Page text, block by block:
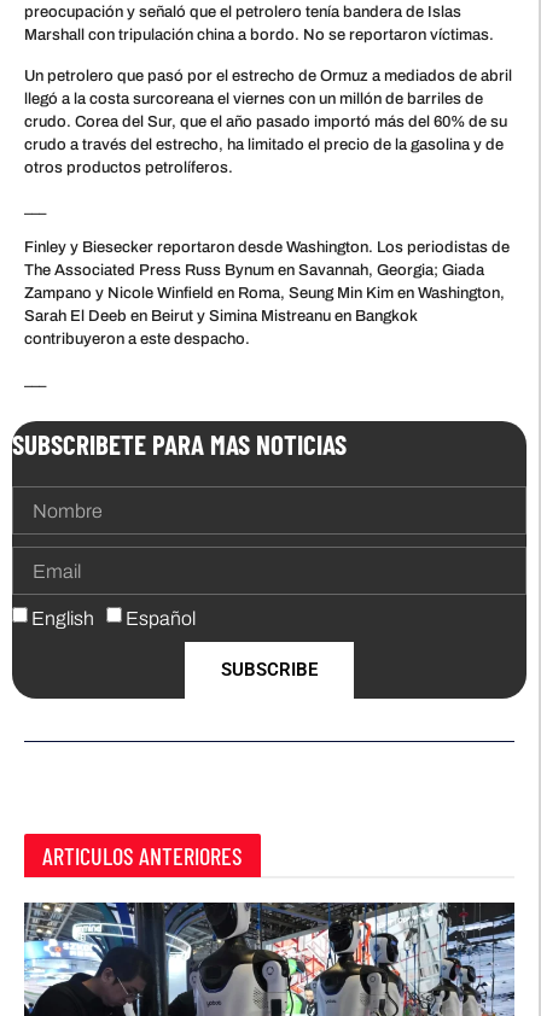
preocupación y señaló que el petrolero tenía bandera de Islas
Marshall con tripulación china a bordo. No se reportaron víctimas.
Un petrolero que pasó por el estrecho de Ormuz a mediados de abril
llegó a la costa surcoreana el viernes con un millón de barriles de
crudo. Corea del Sur, que el año pasado importó más del 60% de su
crudo a través del estrecho, ha limitado el precio de la gasolina y de
otros productos petrolíferos.
Finley y Biesecker reportaron desde Washington. Los periodistas de
The Associated Press Russ Bynum en Savannah, Georgia; Giada
Zampano y Nicole Winfield en Roma, Seung Min Kim en Washington,
Sarah El Deeb en Beirut y Simina Mistreanu en Bangkok
contribuyeron a este despacho.
SUBSCRIBETE PARA MAS NOTICIAS
English Español
SUBSCRIBE
ARTICULOS ANTERIORES